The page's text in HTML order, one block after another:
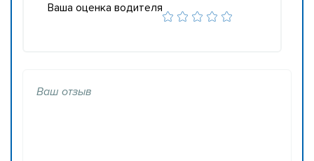
Ваша оценка водителя
Ваш отзыв